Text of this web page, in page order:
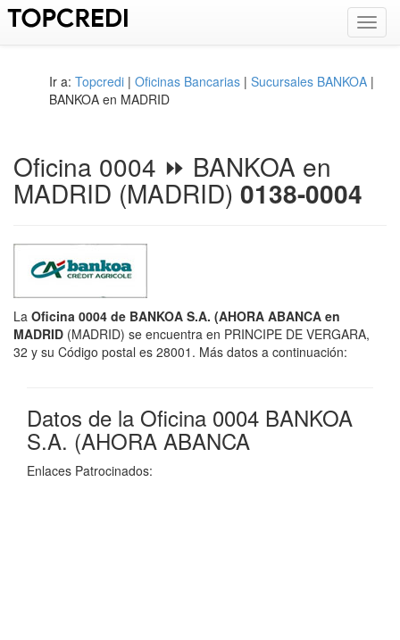
Ir a: Topcredi | Oficinas Bancarias | Sucursales BANKOA |
BANKOA en MADRID
Oficina 0004 ⏩ BANKOA en
MADRID (MADRID) 0138-0004
La Oficina 0004 de BANKOA S.A. (AHORA ABANCA en
MADRID (MADRID) se encuentra en PRINCIPE DE VERGARA,
32 y su Código postal es 28001. Más datos a continuación:
Datos de la Oficina 0004 BANKOA
S.A. (AHORA ABANCA
Enlaces Patrocinados: